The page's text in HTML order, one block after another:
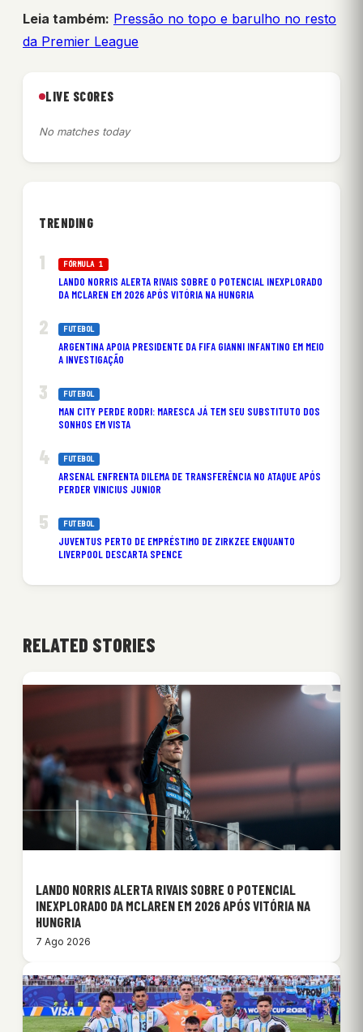
Leia também: Pressão no topo e barulho no resto
da Premier League
LIVE SCORES
No matches today
TRENDING
FÓRMULA 1
LANDO NORRIS ALERTA RIVAIS SOBRE O POTENCIAL INEXPLORADO
DA MCLAREN EM 2026 APÓS VITÓRIA NA HUNGRIA
FUTEBOL
ARGENTINA APOIA PRESIDENTE DA FIFA GIANNI INFANTINO EM MEIO
A INVESTIGAÇÃO
FUTEBOL
MAN CITY PERDE RODRI: MARESCA JÁ TEM SEU SUBSTITUTO DOS
SONHOS EM VISTA
FUTEBOL
ARSENAL ENFRENTA DILEMA DE TRANSFERÊNCIA NO ATAQUE APÓS
PERDER VINICIUS JUNIOR
FUTEBOL
JUVENTUS PERTO DE EMPRÉSTIMO DE ZIRKZEE ENQUANTO
LIVERPOOL DESCARTA SPENCE
RELATED STORIES
LANDO NORRIS ALERTA RIVAIS SOBRE O POTENCIAL
INEXPLORADO DA MCLAREN EM 2026 APÓS VITÓRIA NA
HUNGRIA
7 Ago 2026